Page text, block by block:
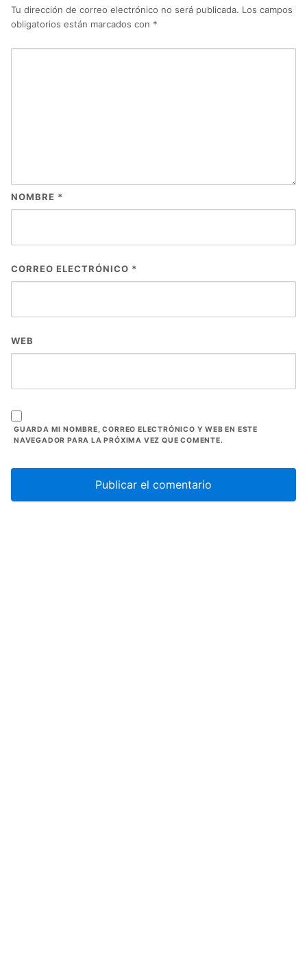
Tu dirección de correo electrónico no será publicada. Los campos
obligatorios están marcados con *
NOMBRE *
CORREO ELECTRÓNICO *
WEB
GUARDA MI NOMBRE, CORREO ELECTRÓNICO Y WEB EN ESTE
NAVEGADOR PARA LA PRÓXIMA VEZ QUE COMENTE.